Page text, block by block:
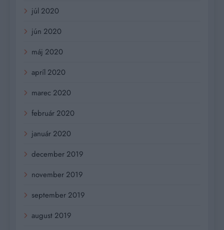
júl 2020
jún 2020
máj 2020
apríl 2020
marec 2020
február 2020
január 2020
december 2019
november 2019
september 2019
august 2019